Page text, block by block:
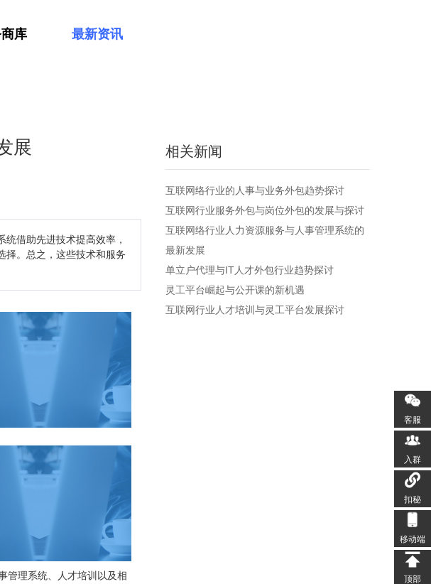
库 最新资讯
展
借助先进技术提高效率，
择。总之，这些技术和服务
管理系统、人才培训以及相
相关新闻
互联网络行业的人事与业务外包趋势探讨
互联网行业服务外包与岗位外包的发展与探讨
互联网络行业人力资源服务与人事管理系统的
最新发展
单立户代理与IT人才外包行业趋势探讨
灵工平台崛起与公开课的新机遇
互联网行业人才培训与灵工平台发展探讨
客服
入群
扣秘
移动端
顶部